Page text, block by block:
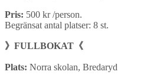
Pris: 500 kr /person.
Begränsat antal platser: 8 st.
》FULLBOKAT《
Plats: Norra skolan, Bredaryd